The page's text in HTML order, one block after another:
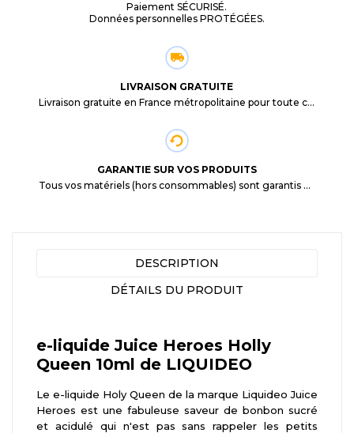
Paiement SÉCURISÉ.
Données personnelles PROTÉGÉES.
LIVRAISON GRATUITE
Livraison gratuite en France métropolitaine pour toute commande supérieure à 29,90€.
GARANTIE SUR VOS PRODUITS
Tous vos matériels (hors consommables) sont garantis 3 mois à partir de la date d'achat
DESCRIPTION
DÉTAILS DU PRODUIT
e-liquide Juice Heroes Holly
Queen 10ml de LIQUIDEO
Le e-liquide Holy Queen de la marque Liquideo Juice
Heroes est une fabuleuse saveur de bonbon sucré
et acidulé qui n'est pas sans rappeler les petits